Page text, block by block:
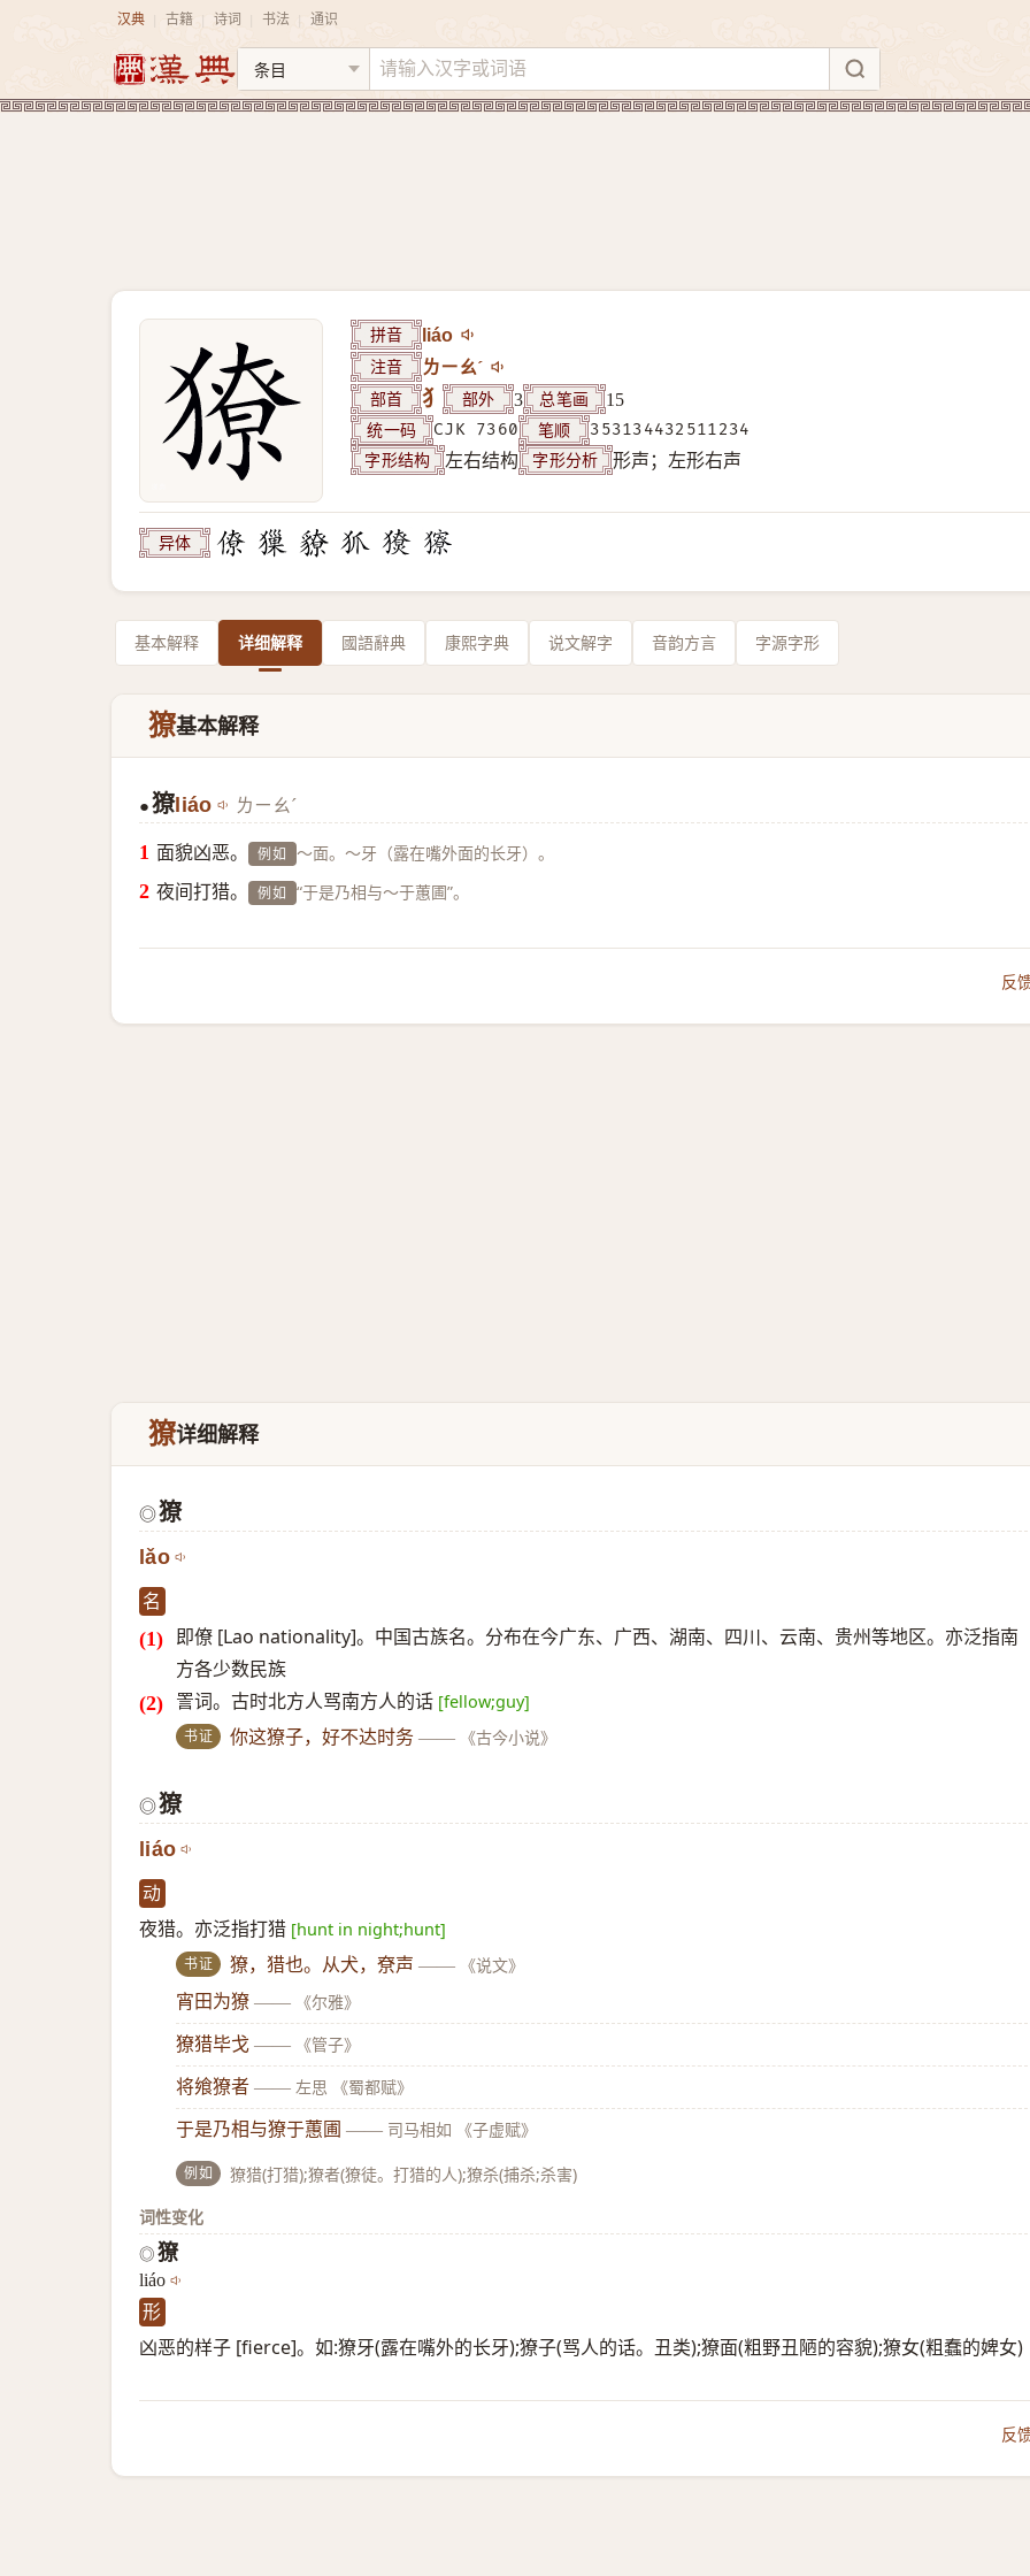
汉典 古籍 诗词 书法 通识
拼音 liáo
注音 ㄌㄧㄠˊ
部首 犭 部外 3 总笔画 15
统一码 CJK 7360 笔顺 353134432511234
字形结构 左右结构 字形分析 形声；左形右声
异体
基本解释 详细解释 國語辭典 康熙字典 说文解字 音韵方言 字源字形
獠基本解释
● 獠liáo ㄌㄧㄠˊ
面貌凶恶。 例如 ～面。～牙（露在嘴外面的长牙）。
夜间打猎。 例如 “于是乃相与～于蕙圃”。
反
獠详细解释
◎獠
lǎo
名
即僚 [Lao nationality]。中国古族名。分布在今广东、广西、湖南、四川、云南、贵州等地区。亦泛指南
方各少数民族
詈词。古时北方人骂南方人的话 [fellow;guy]
书证 你这獠子，好不达时务 —— 《古今小说》
◎獠
liáo
动
夜猎。亦泛指打猎 [hunt in night;hunt]
书证 獠，猎也。从犬，尞声 —— 《说文》
宵田为獠 —— 《尔雅》
獠猎毕戈 —— 《管子》
将飨獠者 —— 左思 《蜀都赋》
于是乃相与獠于蕙圃 —— 司马相如 《子虚赋》
例如
獠猎(打猎);獠者(獠徒。打猎的人);獠杀(捕杀;杀害)
词性变化
◎ 獠
liáo
形
凶恶的样子 [fierce]。如:獠牙(露在嘴外的长牙);獠子(骂人的话。丑类);獠面(粗野丑陋的容貌);獠女(粗蠢的婢女)
反